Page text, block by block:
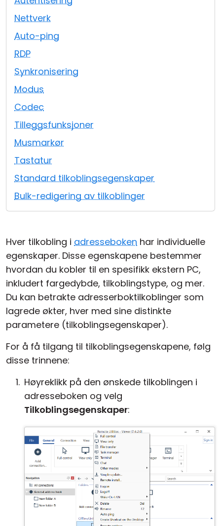
Nettverk
Auto-ping
RDP
Synkronisering
Modus
Codec
Tilleggsfunksjoner
Musmarkør
Tastatur
Standard tilkoblingsegenskaper
Bulk-redigering av tilkoblinger
Hver tilkobling i adresseboken har individuelle
egenskaper. Disse egenskapene bestemmer
hvordan du kobler til en spesifikk ekstern PC,
inkludert fargedybde, tilkoblingstype, og mer.
Du kan betrakte adresserboktilkoblinger som
lagrede økter, hver med sine distinkte
parametere (tilkoblingsegenskaper).
For å få tilgang til tilkoblingsegenskapene, følg
disse trinnene:
Høyreklikk på den ønskede tilkoblingen i
adresseboken og velg
Tilkoblingsegenskaper:
Sky- og lokal installasjon